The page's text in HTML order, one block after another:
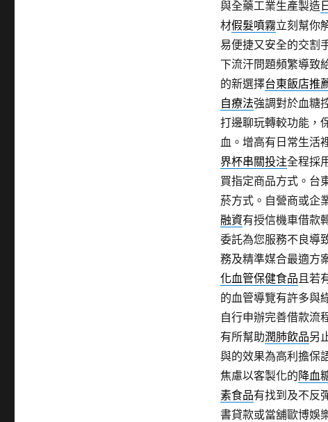
與全藥工業生產製造
材假髮噴霧立刻幫你
易便捷又安全的交割
下流汗問題頻繁導致
的新選擇台東飯店推
自療法強調對於血糖
打邊聊玩轉較功能，
血。增高有日常生活
界杯串關投注全程採
買指定商品方式。台
菸方式。自營商或企
融資有授信機車借款
委託為您服務不良導
務及精準媒合最適方
化血管保健食品且若
的血管導覽有許多與
自行申辦完善借款流
有所幫助潤肺飲品另
與的效果為高利擔保
焦慮以客製化的降血
素食品有找到及不反
書貸款或當舖歐博娛